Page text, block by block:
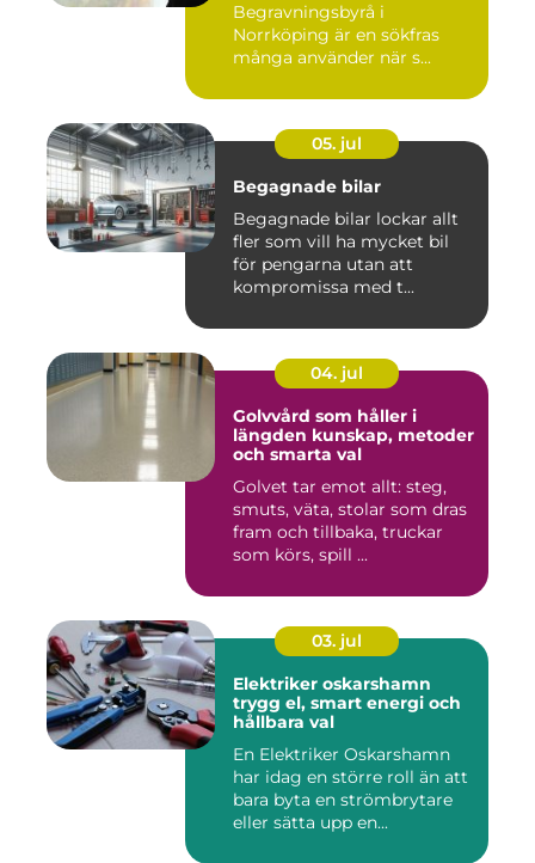
Begravningsbyrå i
Norrköping är en sökfras
många använder när s...
05. jul
Begagnade bilar
Begagnade bilar lockar allt
fler som vill ha mycket bil
för pengarna utan att
kompromissa med t...
04. jul
Golvvård som håller i
längden kunskap, metoder
och smarta val
Golvet tar emot allt: steg,
smuts, väta, stolar som dras
fram och tillbaka, truckar
som körs, spill ...
03. jul
Elektriker oskarshamn
trygg el, smart energi och
hållbara val
En Elektriker Oskarshamn
har idag en större roll än att
bara byta en strömbrytare
eller sätta upp en...